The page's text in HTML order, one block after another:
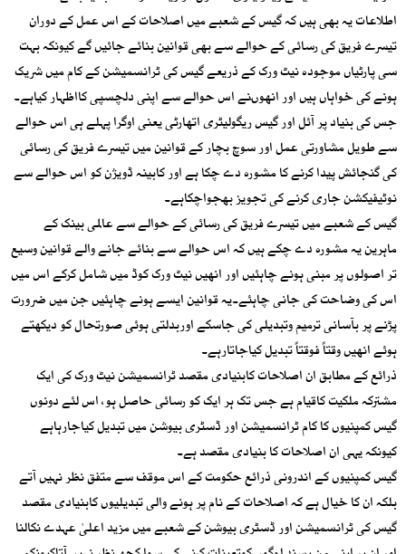
اطلاعات یہ بھی ہیں کہ گیس کے شعبے میں اصلاحات کے اس عمل کے دوران
تیسرے فریق کی رسائی کے حوالے سے بھی قوانین بنائے جائیں گے کیونکہ بہت
سی پارٹیاں موجودہ نیٹ ورک کے ذریعے گیس کی ٹرانسمیشن کے کام میں شریک
ہونے کی خواہاں ہیں اور انھوںنے اس حوالے سے اپنی دلچسپی کااظہار کیاہے۔
جس کی بنیاد پر آئل اور گیس ریگولیٹری اتھارٹی یعنی اوگرا پہلے ہی اس حوالے
سے طویل مشاورتی عمل اور سوچ بچار کے قوانین میں تیسرے فریق کی رسائی
کی گنجائش پیدا کرنے کا مشورہ دے چکا ہے اور کابینہ ڈویژن کو اس حوالے سے
نوٹیفیکشن جاری کرنے کی تجویز بھجواچکاہے۔
گیس کے شعبے میں تیسرے فریق کی رسائی کے حوالے سے عالمی بینک کے
ماہرین یہ مشورہ دے چکے ہیں کہ اس حوالے سے بنائے جانے والے قوانین وسیع
تر اصولوں پر مبنی ہونے چاہئیں اور انھیں نیٹ ورک کوڈ میں شامل کرکے اس میں
اس کی وضاحت کی جانی چاہئے۔یہ قوانین ایسے ہونے چاہئیں جن میں ضرورت
پڑنے پر بآسانی ترمیم وتبدیلی کی جاسکے اوربدلتی ہوئی صورتحال کو دیکھتے
ہوئے انھیں وقتاً فوقتاً تبدیل کیاجاتارہے۔
ذرائع کے مطابق ان اصلاحات کابنیادی مقصد ٹرانسمیشن نیٹ ورک کی ایک
مشترکہ ملکیت کاقیام ہے جس تک ہر ایک کو رسائی حاصل ہو، اس لئے دونوں
گیس کمپنیوں کا کام ٹرانسمیشن اور ڈسٹری بیوشن میں تبدیل کیاجارہاہے
کیونکہ یہی ان اصلاحات کا بنیادی مقصد ہے۔
گیس کمپنیوں کے اندرونی ذرائع حکومت کے اس موقف سے متفق نظر نہیں آتے
بلکہ ان کا خیال ہے کہ اصلاحات کے نام پر ہونے والی تبدیلیوں کابنیادی مقصد
گیس کی ٹرانسمیشن اور ڈسٹری بیوشن کے شعبے میں مزید اعلیٰ عہدے نکالنا